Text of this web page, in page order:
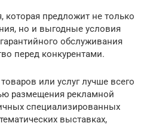
которая предложит не только
но и выгодные условия
обслуживания
перед конкурентами.
или услуг лучше всего
размещения рекламной
специализированных
выставках,